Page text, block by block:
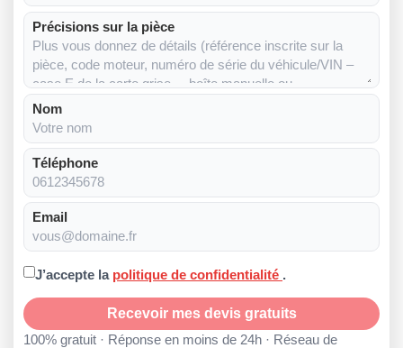
Précisions sur la pièce
Nom
Téléphone
Email
J’accepte la politique de confidentialité .
Recevoir mes devis gratuits
100% gratuit · Réponse en moins de 24h · Réseau de